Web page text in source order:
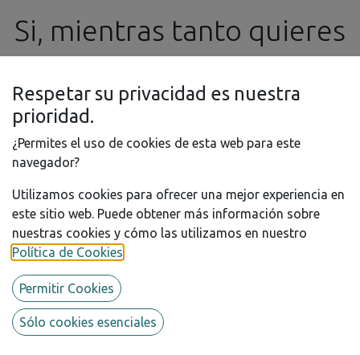
Ningún producto definido
Si, mientras tanto quieres
consulta, no dudes en
contactar con nosotros
por e-mail a
info@ssgproducts.com
Marcas que dist
Respetar su privacidad es nuestra
prioridad.
¿Permites el uso de cookies de esta web para este
navegador?
Utilizamos cookies para ofrecer una mejor experiencia en
este sitio web. Puede obtener más información sobre
nuestras cookies y cómo las utilizamos en nuestro
Política de Cookies
Permitir Cookies
Sólo cookies esenciales